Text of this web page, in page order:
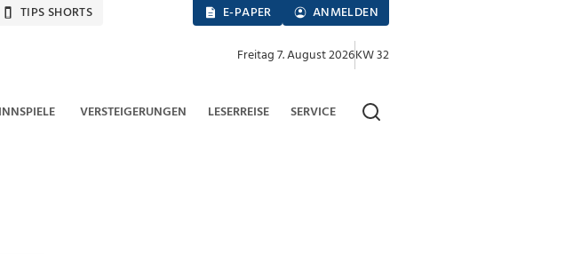
TIPS SHORTS E-PAPER ANMELDEN
Freitag 7. August 2026KW 32
VERSTEIGERUNGEN LESERREISE SERVICE